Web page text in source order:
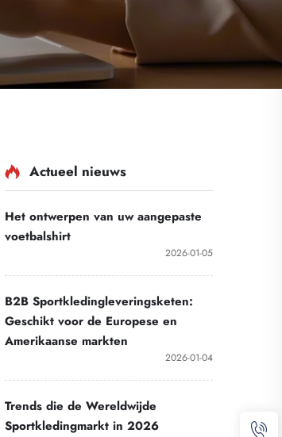
Actueel nieuws
Het ontwerpen van uw aangepaste
voetbalshirt
2026-01-05
B2B Sportkledingleveringsketen:
Geschikt voor de Europese en
Amerikaanse markten
2026-01-04
Trends die de Wereldwijde
Sportkledingmarkt in 2026